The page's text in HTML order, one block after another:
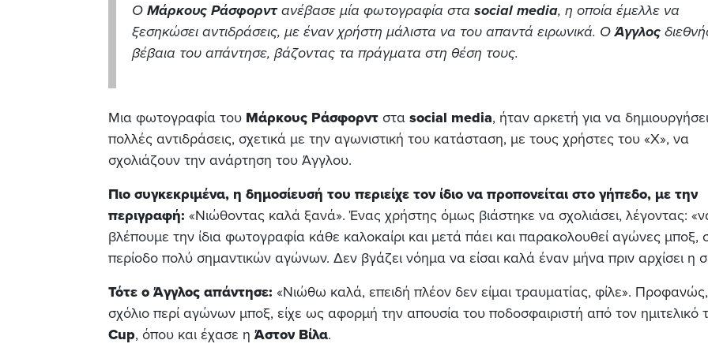
Ο Μάρκους Ράσφορντανέβασε μία φωτογραφία στα social media, η οποία έμελλε να
ξεσηκώσει αντιδράσεις, με έναν χρήστη μάλιστα να του απαντά ειρωνικά. ΟΆγγλος
βέβαια του απάντησε, βάζοντας τα πράγματα στη θέση τους.
Μια φωτογραφία του Μάρκους Ράσφορντ στα social media, ήταν αρκετή για να δημιουργήσει
πολλές αντιδράσεις, σχετικά με την αγωνιστική του κατάσταση, με τους χρήστες του «Χ», να
σχολιάζουν την ανάρτηση του Άγγλου.
Πιο συγκεκριμένα, η δημοσίευσή του περιείχε τον ίδιο να προπονείται στο γήπεδο, με την
περιγραφή: «Νιώθοντας καλά ξανά». Ένας χρήστης όμως βιάστηκε να σχολιάσει, λέγοντας:
βλέπουμε την ίδια φωτογραφία κάθε καλοκαίρι και μετά πάει και παρακολουθεί αγώνες μποξ,
περίοδο πολύ σημαντικών αγώνων. Δεν βγάζει νόημα να είσαι καλά έναν μήνα πριν αρχίσει η
Τότε ο Άγγλος απάντησε: «Νιώθω καλά, επειδή πλέον δεν είμαι τραυματίας, φίλε».
σχόλιο περί αγώνων μποξ, είχε ως αφορμή την απουσία του ποδοσφαιριστή από τον ημιτελικό
Cup, όπου και έχασε η Άστον Βίλα.